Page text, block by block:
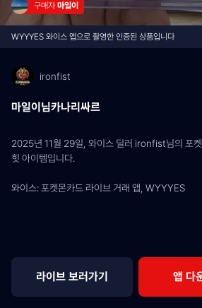
구매자 마일이
WYYYES 와이스 앱으로 촬영한 인증된 상품입니다
ironfist
마일이님카나리싸르
2025년 11월 29일, 와이스 딜러 ironfist님의 포
힛 아이템입니다.
와이스: 포켓몬카드 라이브 거래 앱, WYYYES
라이브 보러가기 앱 다